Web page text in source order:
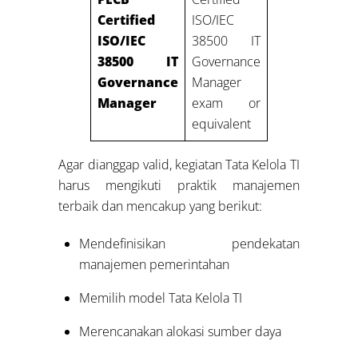
Certified
ISO/IEC
38500 IT
Governance
Manager
ISO/IEC
38500 IT
Governance
Manager
exam or
equivalent
Agar dianggap valid, kegiatan Tata Kelola TI
harus mengikuti praktik manajemen
terbaik dan mencakup yang berikut:
Mendefinisikan pendekatan
manajemen pemerintahan
Memilih model Tata Kelola TI
Merencanakan alokasi sumber daya